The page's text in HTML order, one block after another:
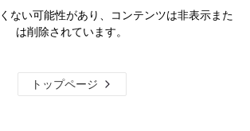
ない可能性があり、コンテンツは非表示また
は削除されています。
トップページ